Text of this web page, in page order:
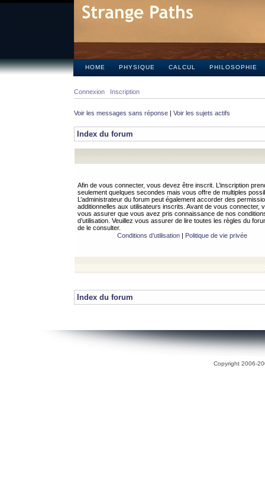
HOME PHYSIQUE CALCUL PHILOSOPHIE
Connexion Inscription
Voir les messages sans réponse | Voir les sujets actifs
Index du forum
Afin de vous connecter, vous devez être inscrit. L’inscription
seulement quelques secondes mais vous offre de multiples
L’administrateur du forum peut également accorder des
additionnelles aux utilisateurs inscrits. Avant de vous connecter,
vous assurer que vous avez pris connaissance de nos
d’utilisation. Veuillez vous assurer de lire toutes les règles du
de le consulter.
Conditions d’utilisation| Politique de vie privée
Index du forum
Copyright 2006-